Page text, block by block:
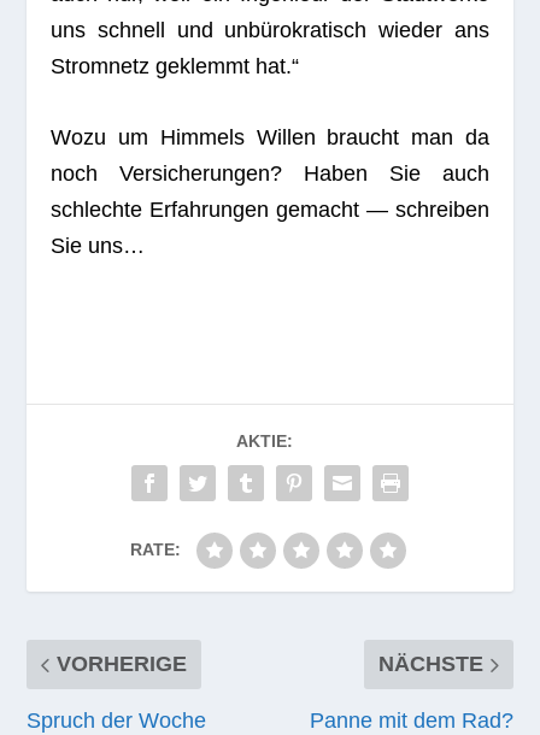
uns schnell und unbürokratisch wie­der ans
Strom­netz geklemmt hat.“
Wozu um Him­mels Wil­len braucht man da
noch Ver­si­che­run­gen? Haben Sie auch
schlechte Erfah­run­gen gemacht — schrei­ben
Sie uns…
AKTIE:
RATE:
VORHERIGE
Spruch der Woche
NÄCHSTE
Panne mit dem Rad?